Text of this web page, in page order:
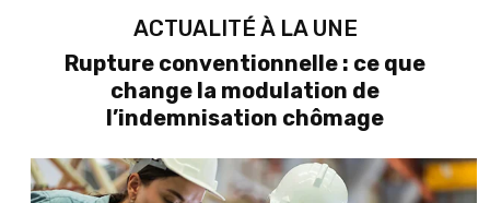
ACTUALITÉ À LA UNE
Rupture conventionnelle : ce que
change la modulation de
l’indemnisation chômage